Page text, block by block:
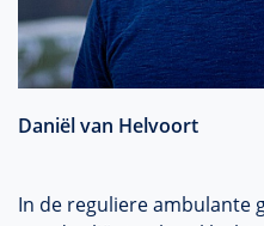
Daniël van Helvoort
In de reguliere ambulante